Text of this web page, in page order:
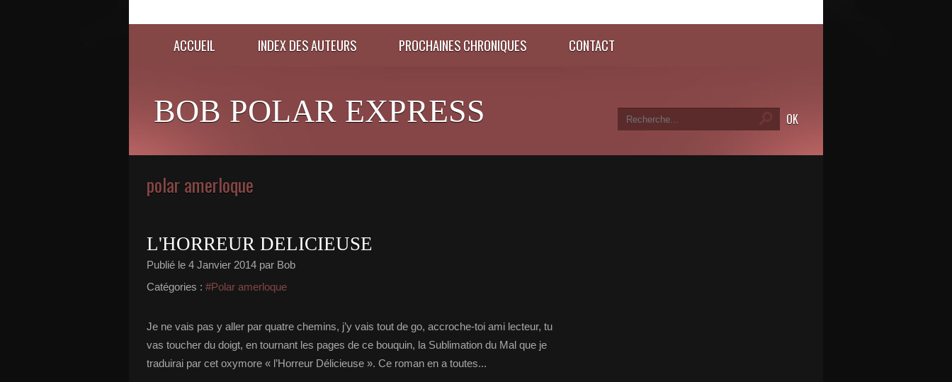
ACCUEIL INDEX DES AUTEURS PROCHAINES CHRONIQUES CONTACT
BOB POLAR EXPRESS
polar amerloque
L'HORREUR DELICIEUSE
Publié le 4 Janvier 2014 par Bob
Catégories : #Polar amerloque
Je ne vais pas y aller par quatre chemins, j’y vais tout de go, accroche-toi ami lecteur, tu
vas toucher du doigt, en tournant les pages de ce bouquin, la Sublimation du Mal que je
traduirai par cet oxymore « l’Horreur Délicieuse ». Ce roman en a toutes...